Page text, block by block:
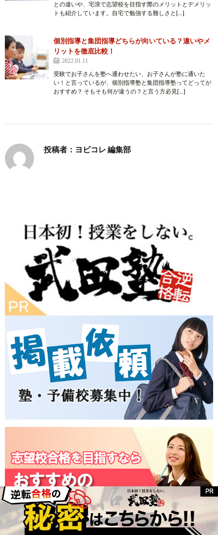
との違いや、宅浪で志望校を目指す際のメリットとデメリッ
トも紹介しています。自宅で勉強する難しさと[…]
個別指導と集団指導どちらが向いている？違いやメ
リットを徹底比較！
2022.01.11
受験でお子さんを塾へ通わせたい、お子さんが塾に通いた
い！と言っているが、個別指導塾と集団指導塾ってどってが
おすすめ？ そもそも何が違うの？と言う方必見[…]
投稿者：ヨビコレ 編集部